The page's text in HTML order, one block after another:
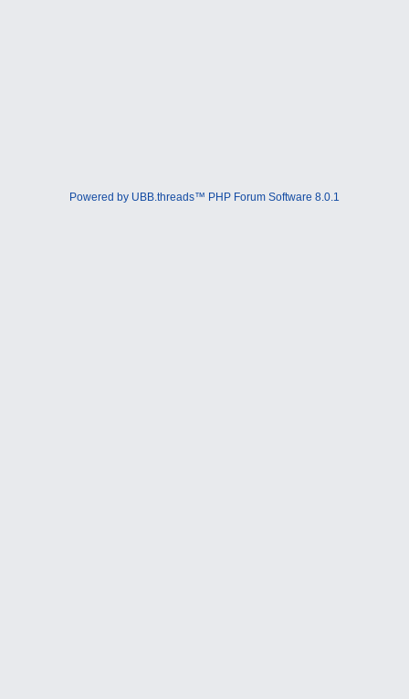
Powered by UBB.threads™ PHP Forum Software 8.0.1